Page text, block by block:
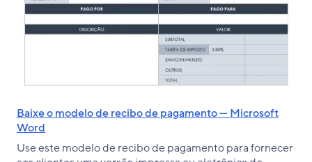
Baixe o modelo de recibo de pagamento — Microsoft
Word
Use este modelo de recibo de pagamento para fornecer